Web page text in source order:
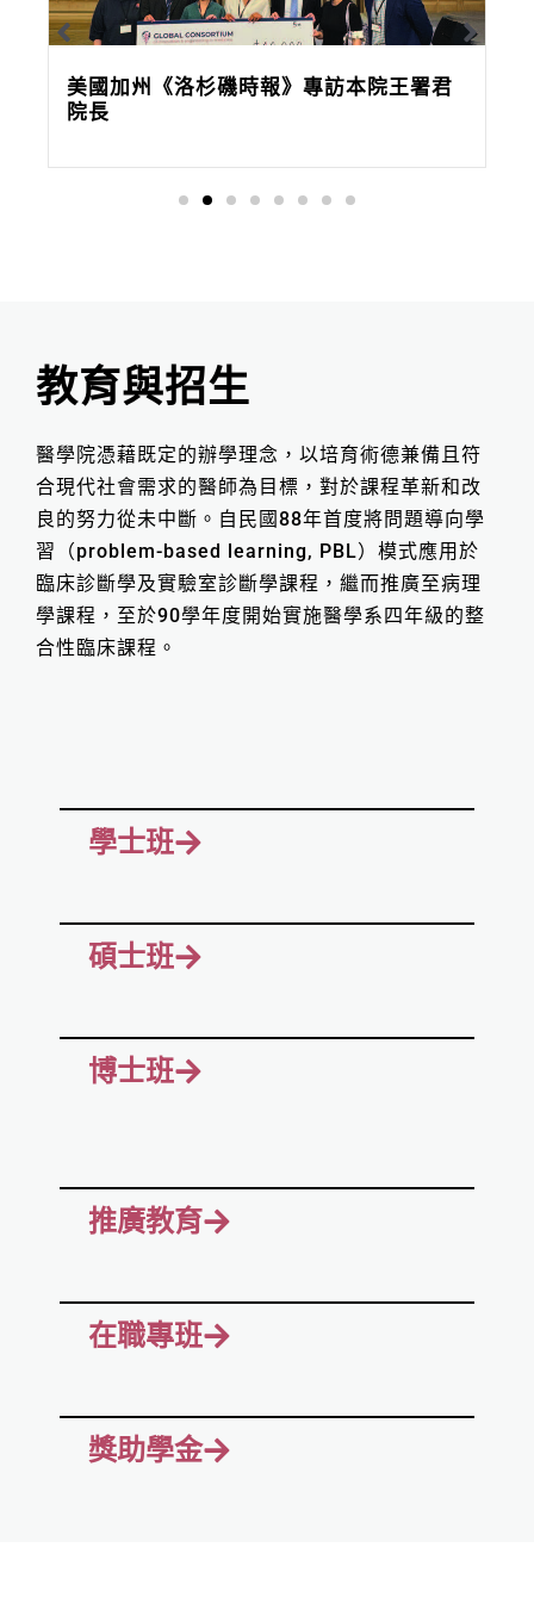
美國加州《洛杉磯時報》專訪本院王署君
院長
教育與招生
醫學院憑藉既定的辦學理念，以培育術德兼備且符
合現代社會需求的醫師為目標，對於課程革新和改
良的努力從未中斷。自民國88年首度將問題導向學
習（problem-based learning, PBL）模式應用於
臨床診斷學及實驗室診斷學課程，繼而推廣至病理
學課程，至於90學年度開始實施醫學系四年級的整
合性臨床課程。
學士班
碩士班
博士班
推廣教育
在職專班
獎助學金